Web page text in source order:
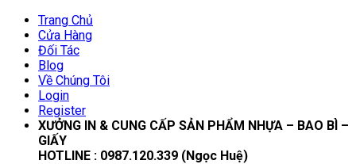
Trang Chủ
Cửa Hàng
Đối Tác
Blog
Về Chúng Tôi
Login
Register
XƯỞNG IN & CUNG CẤP SẢN PHẨM NHỰA – BAO BÌ –
GIẤY
HOTLINE : 0987.120.339 (Ngọc Huệ)